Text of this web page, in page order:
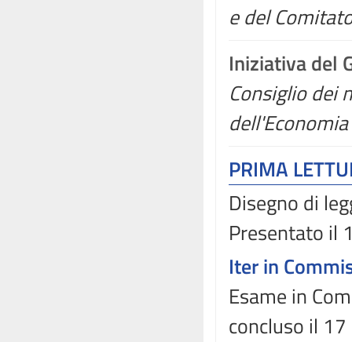
e del
Iniziativa del
Consiglio dei
PRIMA
Disegno di
Presentato il
Iter in
Esame in
concluso il